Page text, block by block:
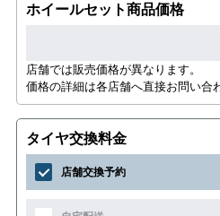
ホイールセット商品価格
店舗では販売価格が異なります。
価格の詳細は各店舗へ直接お問い合
タイヤ交換料金
店舗交換予約